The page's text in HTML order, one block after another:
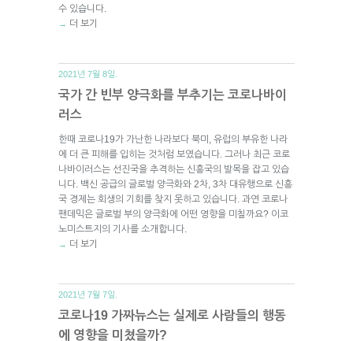
수 있습니다.
→ 더 보기
2021년 7월 8일.
국가 간 빈부 양극화를 부추기는 코로나바이
러스
한때 코로나19가 가난한 나라보다 북미, 유럽의 부유한 나라
에 더 큰 피해를 입히는 것처럼 보였습니다. 그러나 최근 코로
나바이러스는 선진국을 추격하는 신흥국의 발목을 잡고 있습
니다. 백신 공급의 글로벌 양극화와 2차, 3차 대유행으로 신흥
국 경제는 회생의 기회를 찾지 못하고 있습니다. 과연 코로나
팬데믹은 글로벌 부의 양극화에 어떤 영향을 미칠까요? 이코
노미스트지의 기사를 소개합니다.
→ 더 보기
2021년 7월 7일.
코로나19 가짜뉴스는 실제로 사람들의 행동
에 영향을 미쳤을까?